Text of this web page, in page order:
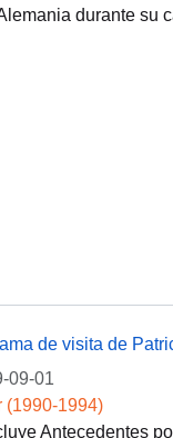
durante su
de visita de
09-01
(1990-1994)
Antecedentes